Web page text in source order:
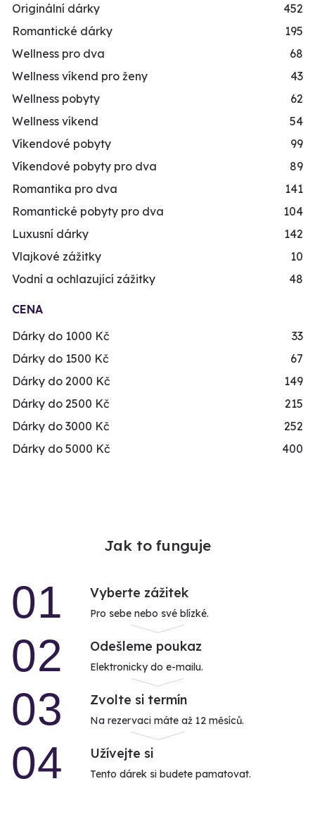
Originální dárky
452
Romantické dárky
195
Wellness pro dva
68
Wellness víkend pro ženy
43
Wellness pobyty
62
Wellness víkend
54
Víkendové pobyty
99
Víkendové pobyty pro dva
89
Romantika pro dva
141
Romantické pobyty pro dva
104
Luxusní dárky
142
Vlajkové zážitky
10
Vodní a ochlazující zážitky
48
CENA
Dárky do 1000 Kč
33
Dárky do 1500 Kč
67
Dárky do 2000 Kč
149
Dárky do 2500 Kč
215
Dárky do 3000 Kč
252
Dárky do 5000 Kč
400
Jak to funguje
01 Vyberte zážitek
Pro sebe nebo své blízké.
02 Odešleme poukaz
Elektronicky do e-mailu.
03 Zvolte si termín
Na rezervaci máte až 12 měsíců.
04 Užívejte si
Tento dárek si budete pamatovat.